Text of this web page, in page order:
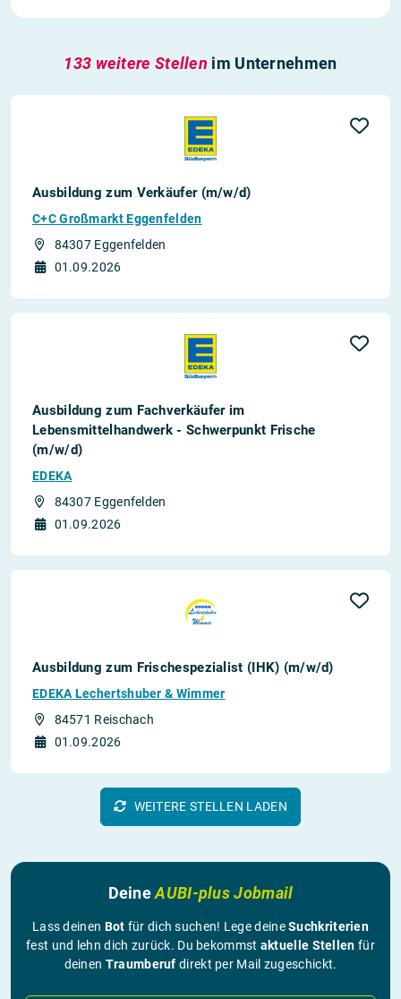
133 weitere Stellen im Unternehmen
Ausbildung zum Verkäufer (m/w/d)
C+C Großmarkt Eggenfelden
84307 Eggenfelden
01.09.2026
Ausbildung zum Fachverkäufer im
Lebensmittelhandwerk - Schwerpunkt Frische
(m/w/d)
EDEKA
84307 Eggenfelden
01.09.2026
Ausbildung zum Frischespezialist (IHK) (m/w/d)
EDEKA Lechertshuber & Wimmer
84571 Reischach
01.09.2026
WEITERE STELLEN LADEN
DeineAUBI-plus Jobmail
Lass deinen Bot für dich suchen! Lege deineSuchkriterien
fest und lehn dich zurück. Du bekommst aktuelle Stellen für
deinen Traumberuf direkt per Mail zugeschickt.